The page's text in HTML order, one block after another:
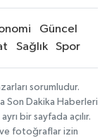
Güncel
Sağlık Spor
sorumludur.
Son Dakika Haberleri
bir sayfada açılır.
ve fotoğraflar izin